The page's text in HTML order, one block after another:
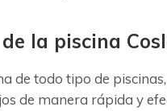
la piscina
de todo tipo de
de manera rápida y